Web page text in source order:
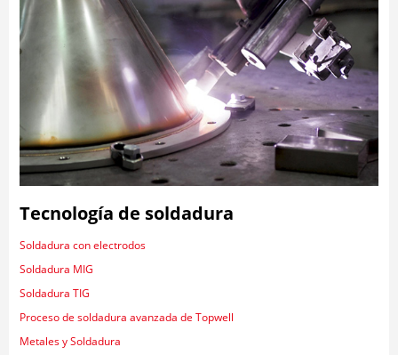
Tecnología de soldadura
Soldadura con electrodos
Soldadura MIG
Soldadura TIG
Proceso de soldadura avanzada de Topwell
Metales y Soldadura